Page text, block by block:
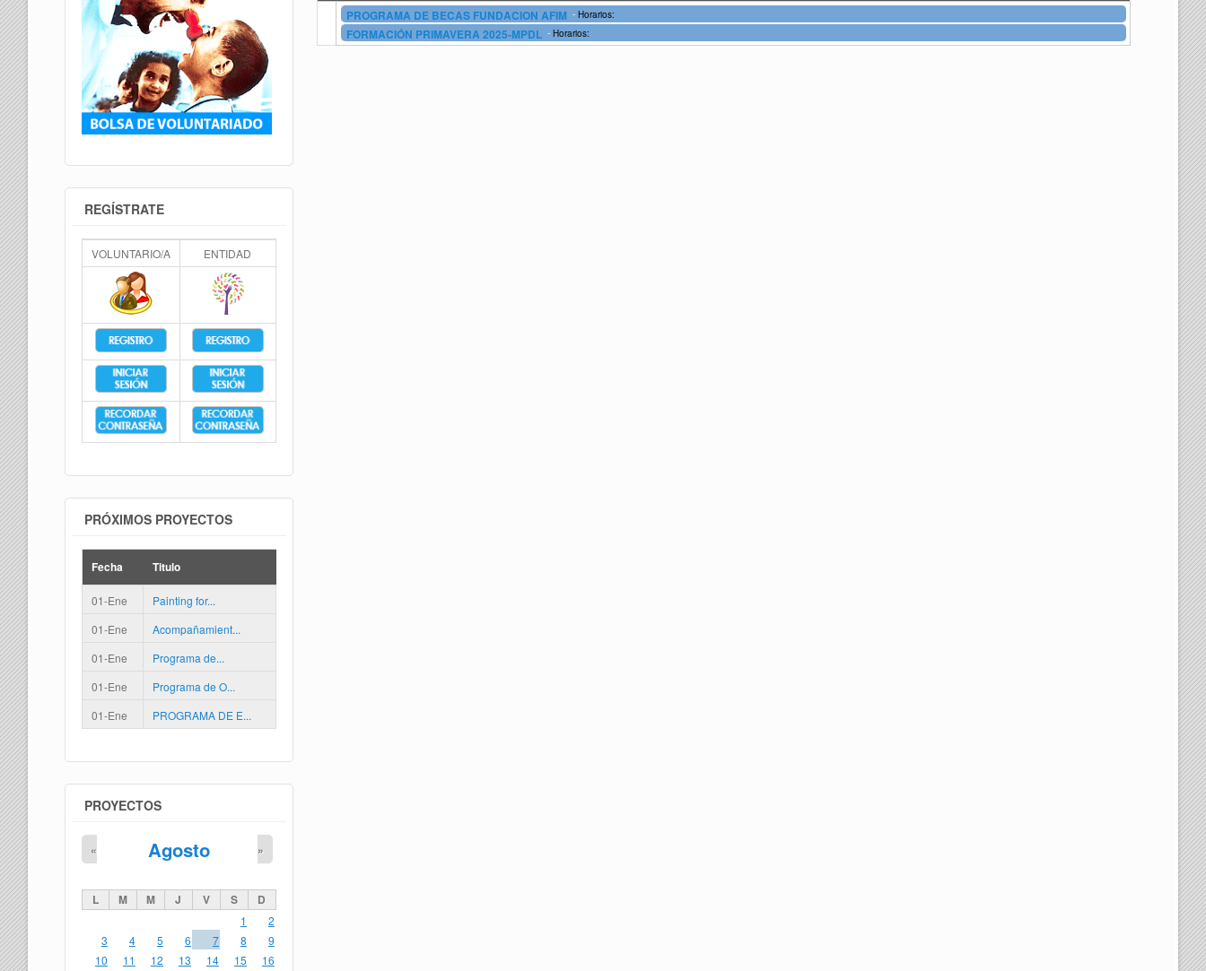
PROGRAMA DE BECAS FUNDACION AFIM - Horarios:
FORMACIÓN PRIMAVERA 2025-MPDL - Horarios:
REGÍSTRATE
VOLUNTARIO/A ENTIDAD
PRÓXIMOS PROYECTOS
Fecha Titulo
01-Ene
Painting for...
01-Ene
Acompañamient...
01-Ene
Programa de...
01-Ene
Programa de O...
01-Ene
PROGRAMA DE E...
PROYECTOS
Agosto
« »
L M M J V S D
1
2
3
4 5 6 7 8
9
10
11 12 13 14 15
16